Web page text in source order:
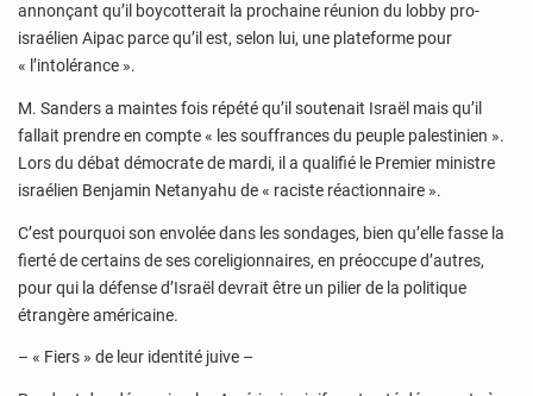
annonçant qu’il boycotterait la prochaine réunion du lobby pro-
israélien Aipac parce qu’il est, selon lui, une plateforme pour
« l’intolérance ».
M. Sanders a maintes fois répété qu’il soutenait Israël mais qu’il
fallait prendre en compte « les souffrances du peuple palestinien ».
Lors du débat démocrate de mardi, il a qualifié le Premier ministre
israélien Benjamin Netanyahu de « raciste réactionnaire ».
C’est pourquoi son envolée dans les sondages, bien qu’elle fasse la
fierté de certains de ses coreligionnaires, en préoccupe d’autres,
pour qui la défense d’Israël devrait être un pilier de la politique
étrangère américaine.
– « Fiers » de leur identité juive –